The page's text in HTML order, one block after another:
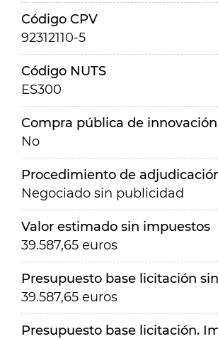
Código CPV
92312110-5
Código NUTS
ES300
Compra pública de innovación
No
Procedimiento de
Negociado sin publicidad
Valor estimado sin impuestos
39.587,65 euros
Presupuesto base licitación
39.587,65 euros
Presupuesto base licitación.